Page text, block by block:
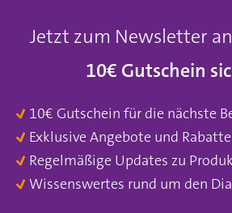
Jetzt zum Newsletter
10€ Gutschein
10€ Gutschein für die nächste
Exklusive Angebote und Rabatte
Regelmäßige Updates zu
Wissenswertes rund um den